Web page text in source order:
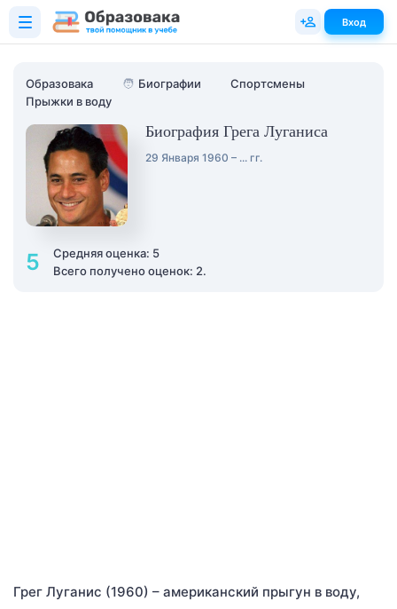
Образовака 🧑 Биографии
Спортсмены
Прыжки в воду
Биография Грега Луганиса
29 Января 1960 – ... гг.
5
Средняя оценка: 5
Всего получено оценок: 2.
Грег Луганис (1960) – американский прыгун в воду,
Вход